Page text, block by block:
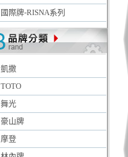
國際牌-RISNA系列
凱撒
TOTO
舞光
豪山牌
摩登